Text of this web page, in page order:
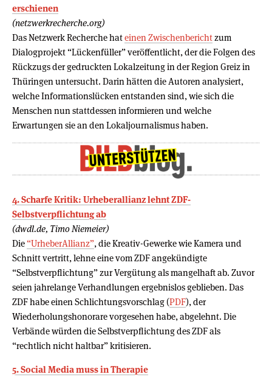
erschienen
(netzwerkrecherche.org)
Das Netzwerk Recherche hateinen Zwischenbericht zum
Dialogprojekt “Lückenfüller” veröffentlicht, der die Folgen des
Rückzugs der gedruckten Lokalzeitung in der Region Greiz in
Thüringen untersucht. Darin hätten die Autoren analysiert,
welche Informationslücken entstanden sind, wie sich die
Menschen nun stattdessen informieren und welche
Erwartungen sie an den Lokaljournalismus haben.
4. Scharfe Kritik: Urheberallianz lehnt ZDF-
Selbstverpflichtung ab
(dwdl.de, Timo Niemeier)
Die “UrheberAllianz”, die Kreativ-Gewerke wie Kamera und
Schnitt vertritt, lehne eine vom ZDF angekündigte
“Selbstverpflichtung” zur Vergütung als mangelhaft ab. Zuvor
seien jahrelange Verhandlungen ergebnislos geblieben. Das
ZDF habe einen Schlichtungsvorschlag (PDF), der
Wiederholungshonorare vorgesehen habe, abgelehnt. Die
Verbände würden die Selbstverpflichtung des ZDF als
“rechtlich nicht haltbar” kritisieren.
5. Social Media muss in Therapie